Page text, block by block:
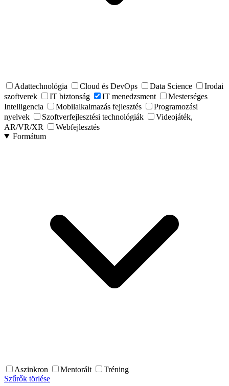
Adattechnológia Cloud és DevOps Data Science
Irodai
szoftverek
IT biztonság IT menedzsment
Mesterséges
Intelligencia
Mobilalkalmazás fejlesztés
Programozási
nyelvek
Szoftverfejlesztési technológiák
Videojáték,
AR/VR/XR
Webfejlesztés
Formátum
Aszinkron Mentorált
Tréning
Szűrők törlése